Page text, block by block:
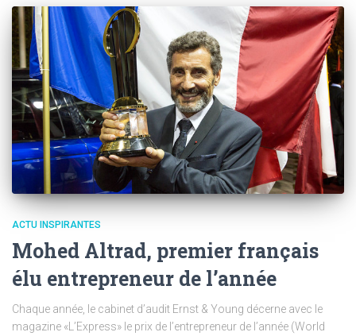
ACTU INSPIRANTES
Mohed Altrad, premier français
élu entrepreneur de l’année
Chaque année, le cabinet d’audit Ernst & Young décerne avec le
magazine «L’Express» le prix de l’entrepreneur de l’année (World